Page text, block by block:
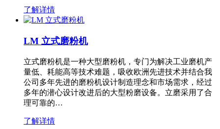
了解详情
LM 立式磨粉机
立式磨粉机是一种大型磨粉机，专门为解决工业磨机产
量低、耗能高等技术难题，吸收欧洲先进技术并结合我
公司多年先进的磨粉机设计制造理念和市场需求，经过
多年的潜心设计改进后的大型粉磨设备。立磨采用了合
理可靠的…
了解详情